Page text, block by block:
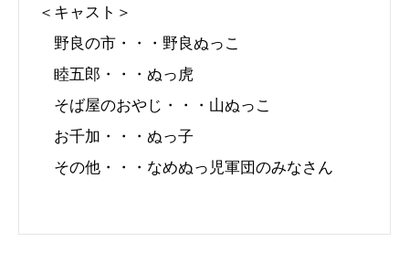
＜キャスト＞
野良の市・・・野良ぬっこ
睦五郎・・・ぬっ虎
そば屋のおやじ・・・山ぬっこ
お千加・・・ぬっ子
その他・・・なめぬっ児軍団のみなさん